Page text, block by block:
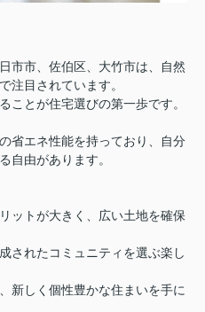
市市、佐伯区、大竹市は、自然
注目されています。
ことが住宅選びの第一歩です。
省エネ性能を持っており、自分
自由があります。
ットが大きく、広い土地を確保
されたコミュニティを選ぶ楽し
新しく個性豊かな住まいを手に